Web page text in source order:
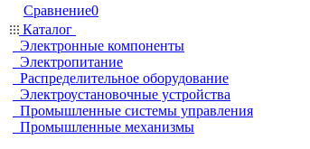
Сравнение0
Каталог
Электронные компоненты
Электропитание
Распределительное оборудование
Электроустановочные устройства
Промышленные системы управления
Промышленные механизмы